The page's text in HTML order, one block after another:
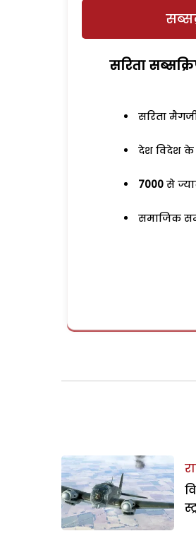
सरिता
सरिता
देश विदेश के
7000 से
समाजिक